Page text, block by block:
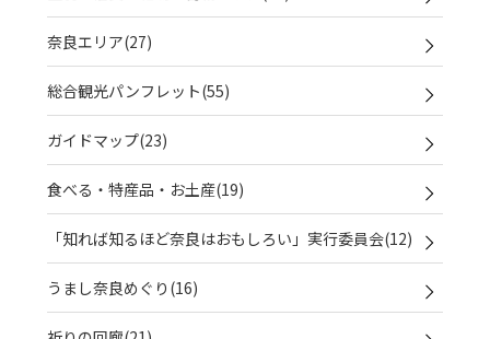
奈良エリア(27)
総合観光パンフレット(55)
ガイドマップ(23)
食べる・特産品・お土産(19)
「知れば知るほど奈良はおもしろい」実行委員会(12)
うまし奈良めぐり(16)